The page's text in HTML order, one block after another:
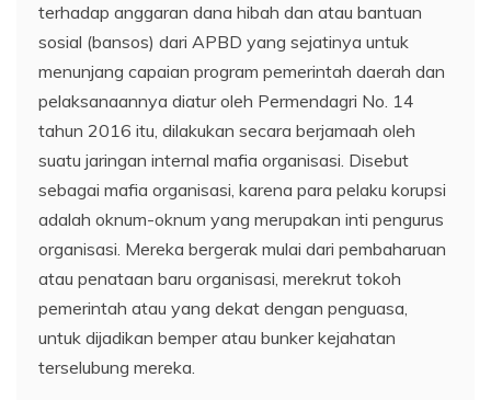
terhadap anggaran dana hibah dan atau bantuan
sosial (bansos) dari APBD yang sejatinya untuk
menunjang capaian program pemerintah daerah dan
pelaksanaannya diatur oleh Permendagri No. 14
tahun 2016 itu, dilakukan secara berjamaah oleh
suatu jaringan internal mafia organisasi. Disebut
sebagai mafia organisasi, karena para pelaku korupsi
adalah oknum-oknum yang merupakan inti pengurus
organisasi. Mereka bergerak mulai dari pembaharuan
atau penataan baru organisasi, merekrut tokoh
pemerintah atau yang dekat dengan penguasa,
untuk dijadikan bemper atau bunker kejahatan
terselubung mereka.